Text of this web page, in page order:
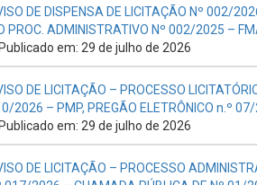
DE DISPENSA DE LICITAÇÃO Nº 002/
PROC. ADMINISTRATIVO Nº 002/2025 –
Publicado em: 29 de julho de 2026
DE LICITAÇÃO – PROCESSO
2026 – PMP, PREGÃO ELETRÔNICO n.º
Publicado em: 29 de julho de 2026
DE LICITAÇÃO – PROCESSO